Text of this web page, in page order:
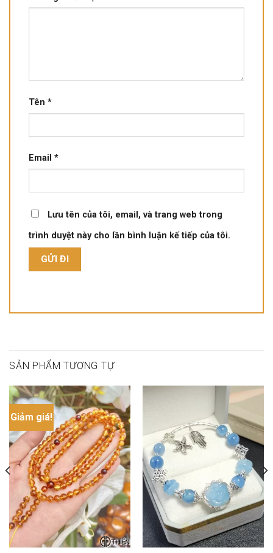
Tên *
Email *
Lưu tên của tôi, email, và trang web trong
trình duyệt này cho lần bình luận kế tiếp của tôi.
SẢN PHẨM TƯƠNG TỰ
Giảm giá!